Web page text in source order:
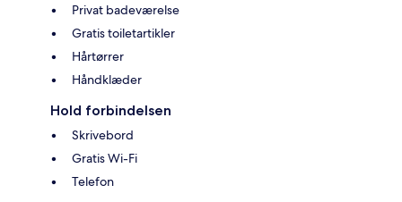
Privat badeværelse
Gratis toiletartikler
Hårtørrer
Håndklæder
Hold forbindelsen
Skrivebord
Gratis Wi-Fi
Telefon